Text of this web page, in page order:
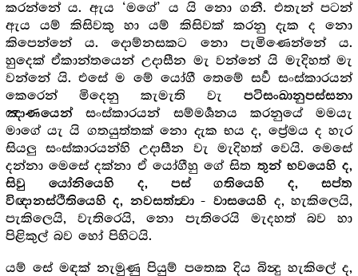
කරන්නේ ය. ඇය ‘මගේ’ ය යි නො ගනී. එතැන් පටන්
ඇය යම් කිසිවකු හා යම් කිසිවක් කරනු දැක ද නො
කිපෙන්නේ ය. දොම්නසකට නො පැමිණෙන්නේ ය.
හුදෙක් ඒකාන්තයෙන් උදාසීන මැ වන්නේ යි මැදිහත් මැ
වන්නේ යි. එසේ ම මේ යෝගී තෙමේ සර්‍ව සංස්කාරයන්
කෙරෙන් මිදෙනු කැමැති වැපටිසංඛානුපස්සනා
ඤාණයෙන්සංස්කාරයන් සම්මර්‍ශනය කරනුයේ මමයැ
මාගේ යැ යි ගතයුත්තක් නො දැක භය ද, ප්‍රේමය ද හැර
සියලු සංස්කාරයන්හි උදාසීන වැ මැදිහත් වෙයි. මෙසේ
දන්නා මෙසේ දක්නා ඒ යෝගීහු ගේ සිත තුන් භවයෙහි ද,
සිවු යෝනියෙහි ද, පස් ගතියෙහි ද, සප්ත
විඥානස්ථිතියෙහි ද, නවසත්ත්‍වා - වාසයෙහි ද, හැකිලෙයි,
පැකිලෙයි, වැතිරෙයි, නො පැතිරෙයි මැදහත් බව හා
පිළිකුල් බව හෝ පිහිටයි.
යම් සේ මඳක් නැමුණු පියුම් පතෙක දිය බින්‍දු හැකිලේ ද,